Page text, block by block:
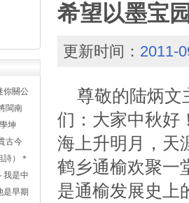
你關公
閩南
坤
古今
）＊
我是中
是早期
希望以墨宝
更新时间： 2011-
尊敬的陆炳文
们：大家中秋好
海上升明月，天
鹤乡通榆欢聚
是通榆发展史上